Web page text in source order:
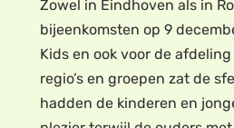
Zowel in Eindhoven als in
bijeenkomsten op 9
Kids en ook voor de
regio’s en groepen zat de
hadden de kinderen en